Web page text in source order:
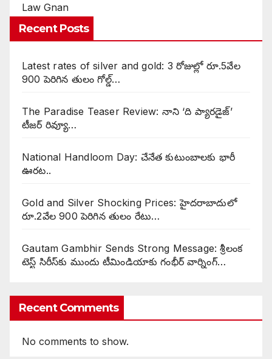
Law Gnan
Recent Posts
Latest rates of silver and gold: 3 రోజుల్లో రూ.5వేల
900 పెరిగిన తులం గోల్డ్…
The Paradise Teaser Review: నాని ‘ది ప్యారడైజ్’
టీజర్ రివ్యూ…
National Handloom Day: చేనేత కుటుంబాలకు భారీ
ఊరట..
Gold and Silver Shocking Prices: హైదరాబాదులో
రూ.2వేల 900 పెరిగిన తులం రేటు…
Gautam Gambhir Sends Strong Message: శ్రీలంక
టెస్ట్ సిరీస్‌కు ముందు టీమిండియాకు గంభీర్ వార్నింగ్…
Recent Comments
No comments to show.